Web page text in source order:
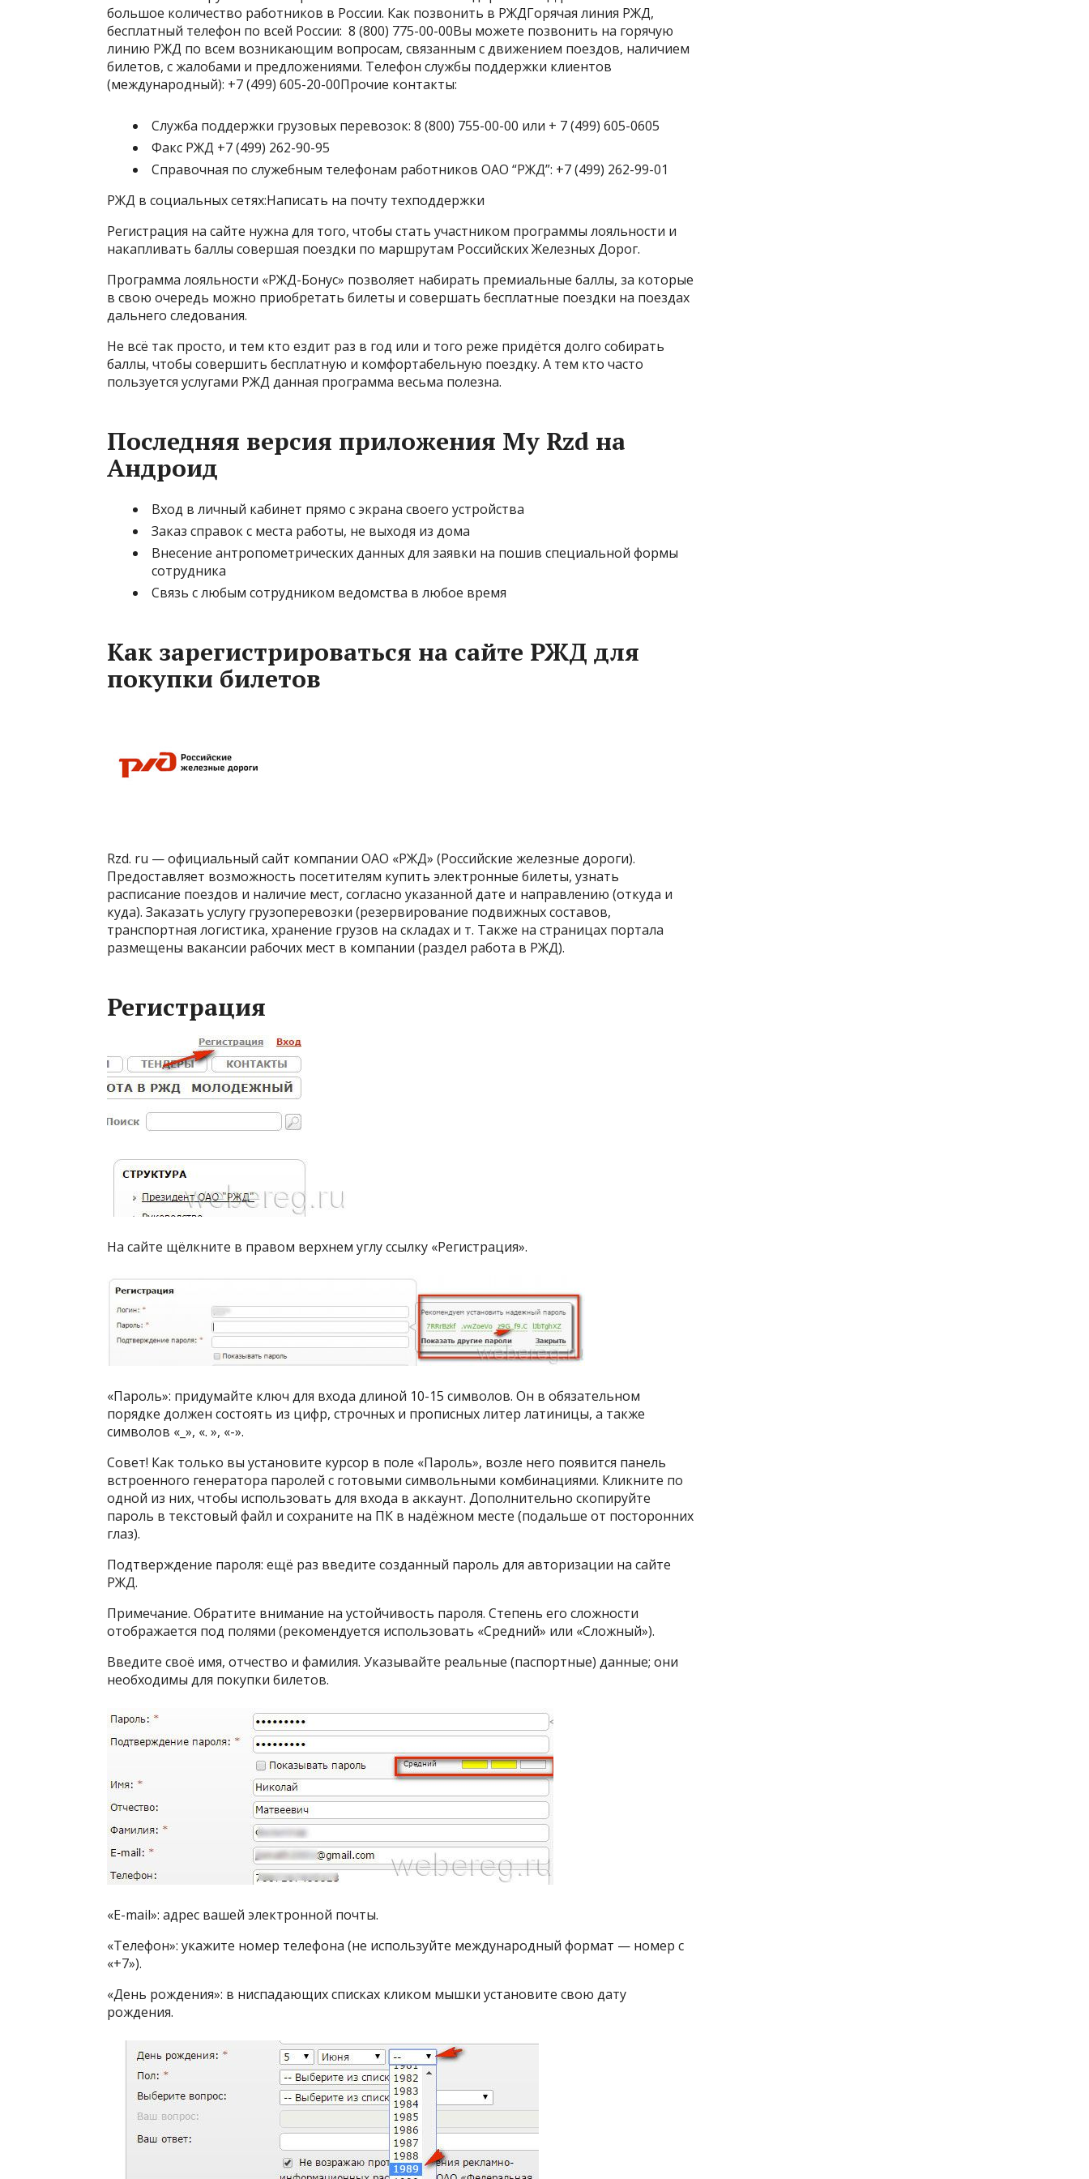
большое количество работников в России. Как позвонить в РЖДГорячая линия РЖД,
бесплатный телефон по всей России: 8 (800) 775-00-00Вы можете позвонить на горячую
линию РЖД по всем возникающим вопросам, связанным с движением поездов, наличием
билетов, с жалобами и предложениями. Телефон службы поддержки клиентов
(международный): +7 (499) 605-20-00Прочие контакты:
Служба поддержки грузовых перевозок: 8 (800) 755-00-00 или + 7 (499) 605-0605
Факс РЖД +7 (499) 262-90-95
Справочная по служебным телефонам работников ОАО “РЖД”: +7 (499) 262-99-01
РЖД в социальных сетях:Написать на почту техподдержки
Регистрация на сайте нужна для того, чтобы стать участником программы лояльности и
накапливать баллы совершая поездки по маршрутам Российских Железных Дорог.
Программа лояльности «РЖД-Бонус» позволяет набирать премиальные баллы, за которые
в свою очередь можно приобретать билеты и совершать бесплатные поездки на поездах
дальнего следования.
Не всё так просто, и тем кто ездит раз в год или и того реже придётся долго собирать
баллы, чтобы совершить бесплатную и комфортабельную поездку. А тем кто часто
пользуется услугами РЖД данная программа весьма полезна.
Последняя версия приложения My Rzd на
Андроид
Вход в личный кабинет прямо с экрана своего устройства
Заказ справок с места работы, не выходя из дома
Внесение антропометрических данных для заявки на пошив специальной формы
сотрудника
Связь с любым сотрудником ведомства в любое время
Как зарегистрироваться на сайте РЖД для
покупки билетов
Rzd. ru — официальный сайт компании ОАО «РЖД» (Российские железные дороги).
Предоставляет возможность посетителям купить электронные билеты, узнать
расписание поездов и наличие мест, согласно указанной дате и направлению (откуда и
куда). Заказать услугу грузоперевозки (резервирование подвижных составов,
транспортная логистика, хранение грузов на складах и т. Также на страницах портала
размещены вакансии рабочих мест в компании (раздел работа в РЖД).
Регистрация
На сайте щёлкните в правом верхнем углу ссылку «Регистрация».
«Пароль»: придумайте ключ для входа длиной 10-15 символов. Он в обязательном
порядке должен состоять из цифр, строчных и прописных литер латиницы, а также
символов «_», «. », «-».
Совет! Как только вы установите курсор в поле «Пароль», возле него появится панель
встроенного генератора паролей с готовыми символьными комбинациями. Кликните по
одной из них, чтобы использовать для входа в аккаунт. Дополнительно скопируйте
пароль в текстовый файл и сохраните на ПК в надёжном месте (подальше от посторонних
глаз).
Подтверждение пароля: ещё раз введите созданный пароль для авторизации на сайте
РЖД.
Примечание. Обратите внимание на устойчивость пароля. Степень его сложности
отображается под полями (рекомендуется использовать «Средний» или «Сложный»).
Введите своё имя, отчество и фамилия. Указывайте реальные (паспортные) данные; они
необходимы для покупки билетов.
«E-mail»: адрес вашей электронной почты.
«Телефон»: укажите номер телефона (не используйте международный формат — номер с
«+7»).
«День рождения»: в ниспадающих списках кликом мышки установите свою дату
рождения.